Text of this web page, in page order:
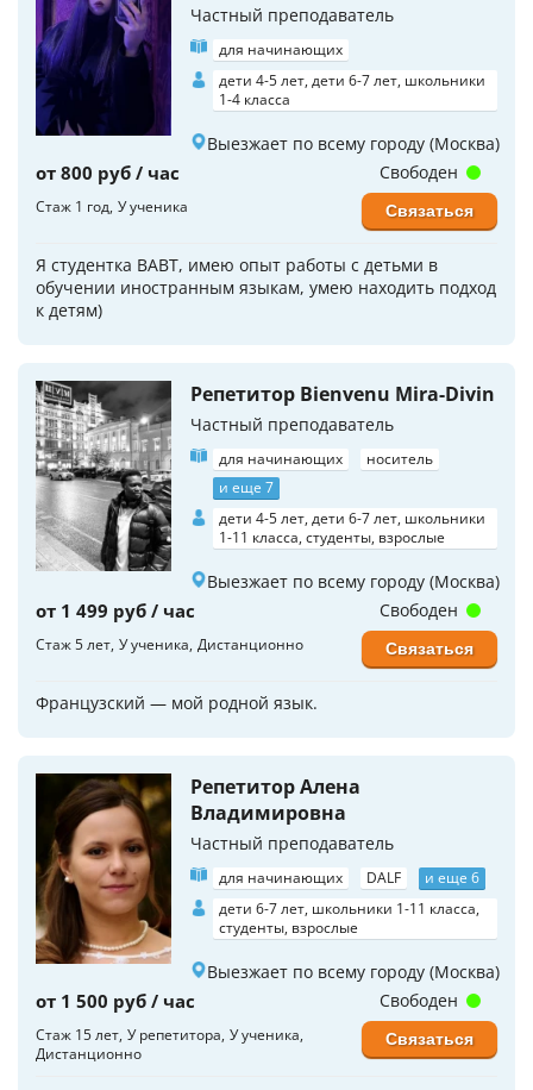
Частный преподаватель
для начинающих
дети 4-5 лет, дети 6-7 лет, школьники
1-4 класса
Выезжает по всему городу (Москва)
от 800 руб / час
Стаж 1 год У ученика
Я студентка ВАВТ, имею опыт работы с детьми в
обучении иностранным языкам, умею находить подход
к детям)
Свободен
Связаться
Репетитор Bienvenu Mira-Divin
Частный преподаватель
для начинающих
носитель
и еще 7
дети 4-5 лет, дети 6-7 лет, школьники
1-11 класса, студенты, взрослые
Выезжает по всему городу (Москва)
от 1 499 руб / час
Стаж 5 лет У ученика Дистанционно
Французский — мой родной язык.
Свободен
Связаться
Репетитор Алена
Владимировна
Частный преподаватель
для начинающих DALF
и еще 6
дети 6-7 лет, школьники 1-11 класса,
студенты, взрослые
Выезжает по всему городу (Москва)
от 1 500 руб / час
Стаж 15 лет У репетитора У ученика
Дистанционно
Свободен
Связаться